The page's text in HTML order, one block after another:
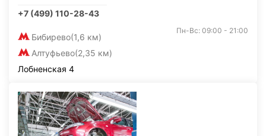
+7 (499) 110-28-43
Бибирево(1,6 км)
Алтуфьево(2,35 км)
Пн-Вс: 09:00 - 21:00
Лобненская 4